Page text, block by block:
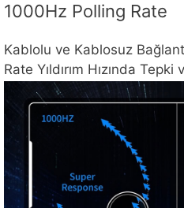
1000Hz Polling Rate
Kablolu ve Kablosuz
Rate Yıldırım Hızında